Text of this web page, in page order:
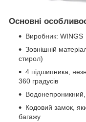
Основні
Виробник: WINGS
Зовнішній
стирол)
4 підшипника,
360 градусів
Водонепроникний,
Кодовий замок,
багажу